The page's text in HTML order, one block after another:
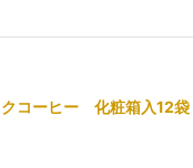
コーヒー 化粧箱入12袋